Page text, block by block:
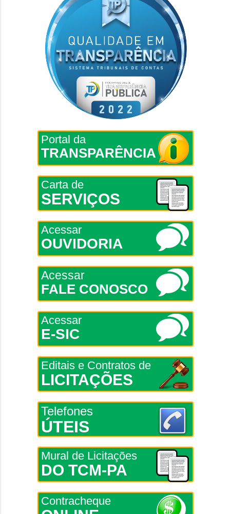
Portal da
TRANSPARÊNCIA
Carta de
SERVIÇOS
Acessar
OUVIDORIA
Acessar
FALE CONOSCO
Acessar
E-SIC
Editais e Contratos de
LICITAÇÕES
Telefones
ÚTEIS
Mural de Licitações
DO TCM-PA
Contracheque